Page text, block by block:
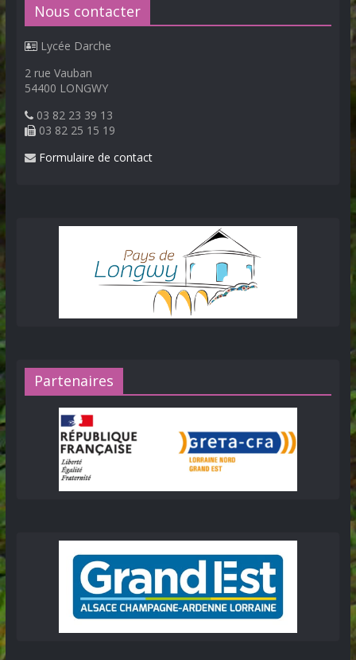
Nous contacter
Lycée Darche
2 rue Vauban
54400 LONGWY
03 82 23 39 13
03 82 25 15 19
Formulaire de contact
Partenaires